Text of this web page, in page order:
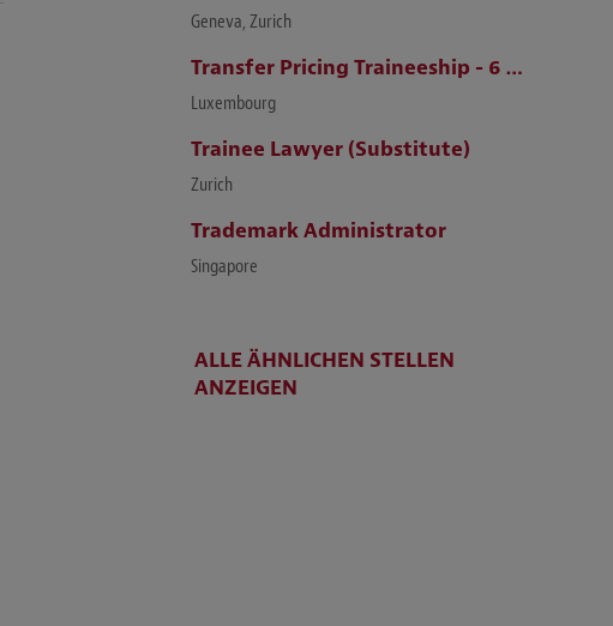
Geneva, Zurich
Transfer Pricing Traineeship - 6 months (m/f)
Luxembourg
Trainee Lawyer (Substitute)
Zurich
Trademark Administrator
Singapore
ALLE ÄHNLICHEN STELLEN
ANZEIGEN